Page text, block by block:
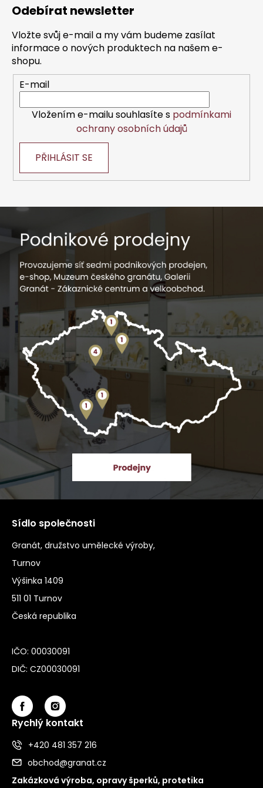
Odebírat newsletter
Vložte svůj e-mail a my vám budeme zasílat
informace o nových produktech na našem e-
shopu.
E-mail
Vložením e-mailu souhlasíte s podmínkami
ochrany osobních údajů
PŘIHLÁSIT SE
Sídlo společnosti
Granát, družstvo umělecké výroby,
Turnov
Výšinka 1409
511 01 Turnov
Česká republika
IČO: 00030091
DIČ: CZ00030091
Rychlý kontakt
+420 481 357 216
obchod@granat.cz
Zakázková výroba, opravy šperků, protetika